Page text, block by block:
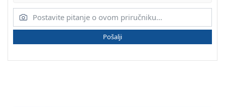
Pošalji